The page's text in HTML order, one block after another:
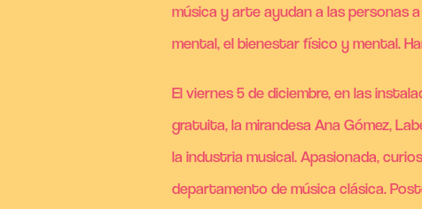
música y arte ayudan a las personas
mental, el bienestar físico y mental.
El viernes 5 de diciembre, en las
gratuita, la mirandesa Ana Gómez,
la industria musical. Apasionada,
departamento de música clásica.